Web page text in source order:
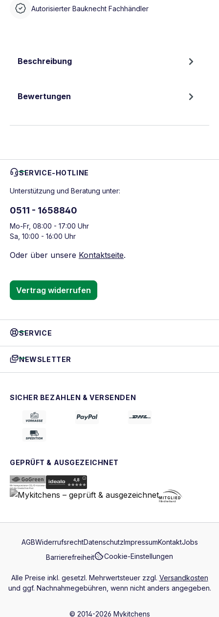
Autorisierter Bauknecht Fachhändler
Beschreibung
Bewertungen
SERVICE-HOTLINE
Unterstützung und Beratung unter:
0511 - 1658840
Mo-Fr, 08:00 - 17:00 Uhr
Sa, 10:00 - 16:00 Uhr
Oder über unsere Kontaktseite.
Vertrag widerrufen
SERVICE
NEWSLETTER
SICHER BEZAHLEN & VERSENDEN
GEPRÜFT & AUSGEZEICHNET
AGBWiderrufsrechtDatenschutzImpressumKontaktJobs
Barrierefreiheit
Cookie-Einstellungen
Alle Preise inkl. gesetzl. Mehrwertsteuer zzgl. Versandkosten
und ggf. Nachnahmegebühren, wenn nicht anders angegeben.
© 2014-2026 Mykitchens